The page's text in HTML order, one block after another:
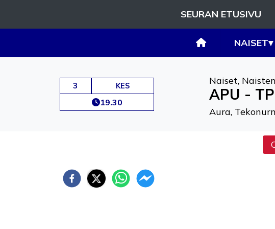
SEURAN ETUSIVU
NAISET▾
3 KES
19.30
Naiset,
APU -
Aura,